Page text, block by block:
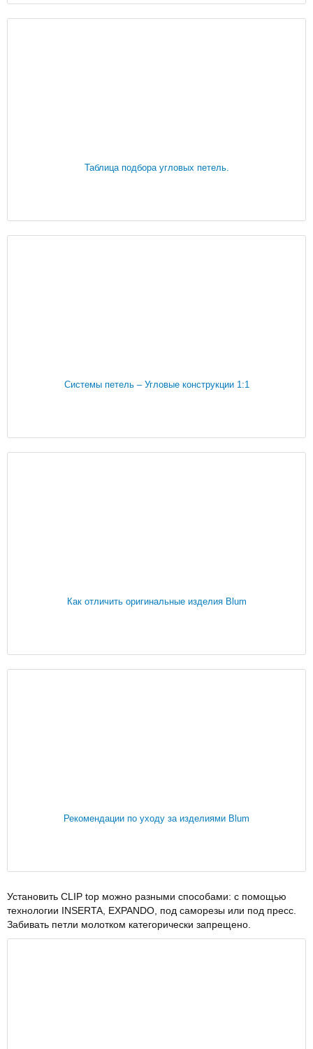
Таблица подбора угловых петель.
Системы петель – Угловые конструкции 1:1
Как отличить оригинальные изделия Blum
Рекомендации по уходу за изделиями Blum
Установить CLIP top можно разными способами: с помощью
технологии INSERTA, EXPANDO, под саморезы или под пресс.
Забивать петли молотком категорически запрещено.